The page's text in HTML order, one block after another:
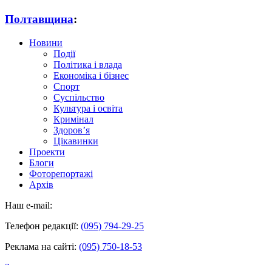
Полтавщина:
Новини
Події
Політика і влада
Економіка і бізнес
Спорт
Суспільство
Культура і освіта
Кримінал
Здоров’я
Цікавинки
Проекти
Блоги
Фоторепортажі
Архів
Наш e-mail:
Телефон редакції: (095) 794-29-25
Реклама на сайті: (095) 750-18-53